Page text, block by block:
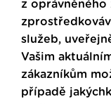
z
služeb,
Vašim
zákazníkům
případě